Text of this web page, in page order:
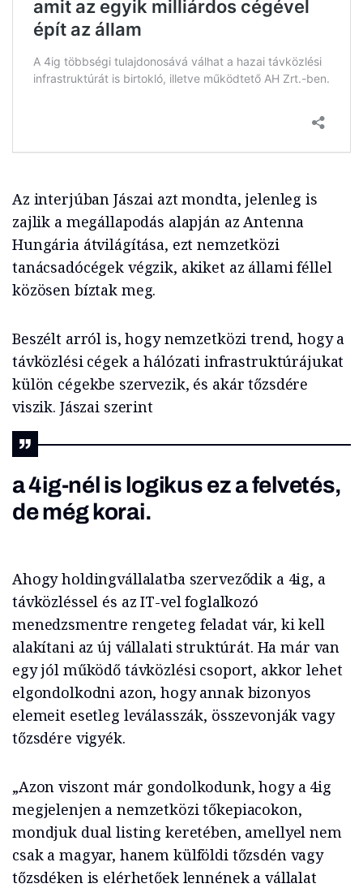
Az interjúban Jászai azt mondta, jelenleg is
zajlik a megállapodás alapján az Antenna
Hungária átvilágítása, ezt nemzetközi
tanácsadócégek végzik, akiket az állami féllel
közösen bíztak meg.
Beszélt arról is, hogy nemzetközi trend, hogy a
távközlési cégek a hálózati infrastruktúrájukat
külön cégekbe szervezik, és akár tőzsdére
viszik. Jászai szerint
a 4ig-nél is logikus ez a felvetés,
de még korai.
Ahogy holdingvállalatba szerveződik a 4ig, a
távközléssel és az IT-vel foglalkozó
menedzsmentre rengeteg feladat vár, ki kell
alakítani az új vállalati struktúrát. Ha már van
egy jól működő távközlési csoport, akkor lehet
elgondolkodni azon, hogy annak bizonyos
elemeit esetleg leválasszák, összevonják vagy
tőzsdére vigyék.
„Azon viszont már gondolkodunk, hogy a 4ig
megjelenjen a nemzetközi tőkepiacokon,
mondjuk dual listing keretében, amellyel nem
csak a magyar, hanem külföldi tőzsdén vagy
tőzsdéken is elérhetőek lennének a vállalat